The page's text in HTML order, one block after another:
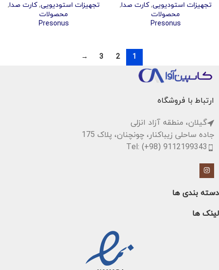
تجهیزات استودیویی,کارت صدا,
محصولات
Presonus
تجهیزات استودیویی,کارت صدا,
محصولات
Presonus
1
2
3
→
ارتباط با فروشگاه
گیلان، منطقه آزاد انزلی
جاده ساحلی زیباکنار، چونچنان، پلاک 175
Tel: (+98) 9112199343
دسته بندی ها
لینک ها